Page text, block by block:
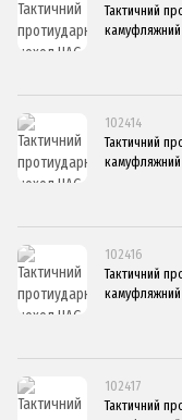
Тактичний
102414
Тактичний
102416
Тактичний
102417
Тактичний